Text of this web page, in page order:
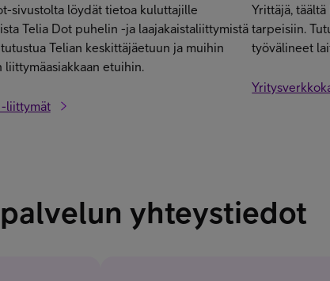
sivustolta löydät tietoa kuluttajille
Telia Dot puhelin -ja laajakaistaliittymistä
Telian keskittäjäetuun ja muihin
liittymäasiakkaan etuihin.
liittymät
Yrittäjä,
tarpeisiin.
työvälineet
yhteystiedot